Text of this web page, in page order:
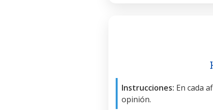
Instrucciones: En cada
opinión.